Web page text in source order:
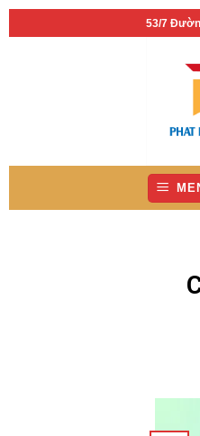
Bỏ
qua
53/7